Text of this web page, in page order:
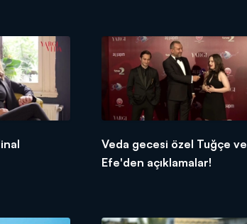
Veda gecesi özel Tuğçe ve
Efe'den açıklamalar!